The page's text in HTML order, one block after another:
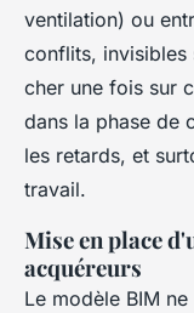
ventilation) ou
conflits, invisibles
cher une fois sur
dans la phase de
les retards, et
travail.
Mise en place
acquéreurs
Le modèle BIM